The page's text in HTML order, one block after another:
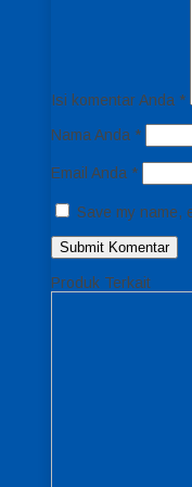
Isi komentar Anda *
Nama Anda *
Email Anda *
Save my name,
Produk Terkait